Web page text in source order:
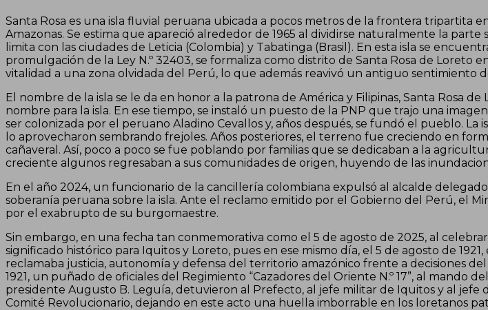
Santa Rosa es una isla fluvial peruana ubicada a pocos metros de la frontera tripartita
Amazonas. Se estima que apareció alrededor de 1965 al dividirse naturalmente la
limita con las ciudades de Leticia (Colombia) y Tabatinga (Brasil). En esta isla se
promulgación de la Ley N.º 32403, se formaliza como distrito de Santa Rosa de Loreto
vitalidad a una zona olvidada del Perú, lo que además reavivó un antiguo sentimiento
El nombre de la isla se le da en honor a la patrona de América y Filipinas, Santa Rosa
nombre para la isla. En ese tiempo, se instaló un puesto de la PNP que trajo una
ser colonizada por el peruano Aladino Cevallos y, años después, se fundó el pueblo.
lo aprovecharon sembrando frejoles. Años posteriores, el terreno fue creciendo en
cañaveral. Así, poco a poco se fue poblando por familias que se dedicaban a la
creciente algunos regresaban a sus comunidades de origen, huyendo de las
En el año 2024, un funcionario de la cancillería colombiana expulsó al alcalde
soberanía peruana sobre la isla. Ante el reclamo emitido por el Gobierno del Perú, el
por el exabrupto de su burgomaestre.
Sin embargo, en una fecha tan conmemorativa como el 5 de agosto de 2025, al
significado histórico para Iquitos y Loreto, pues en ese mismo día, el 5 de agosto de
reclamaba justicia, autonomía y defensa del territorio amazónico frente a decisiones
1921, un puñado de oficiales del Regimiento “Cazadores del Oriente N.º 17”, al mando
presidente Augusto B. Leguía, detuvieron al Prefecto, al jefe militar de Iquitos y al
Comité Revolucionario, dejando en este acto una huella imborrable en los loretanos